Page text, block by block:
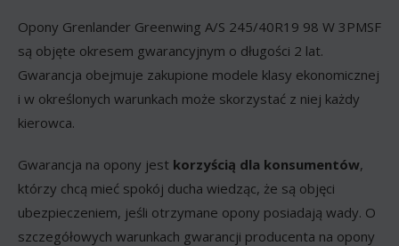
Opony Grenlander Greenwing A/S 245/40R19 98 W 3PMSF
są objęte okresem gwarancyjnym o długości 2 lat.
Gwarancja obejmuje zakupione modele klasy ekonomicznej
i w określonych warunkach może skorzystać z niej każdy
kierowca.
Gwarancja na opony jest korzyścią dla konsumentów,
którzy chcą mieć spokój ducha wiedząc, że są objęci
ubezpieczeniem, jeśli otrzymane opony posiadają wady. O
szczegółowych warunkach gwarancji producenta na opony